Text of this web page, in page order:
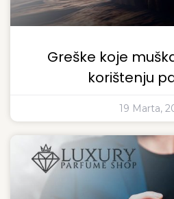
Greške koje
korištenju
19 Marta,